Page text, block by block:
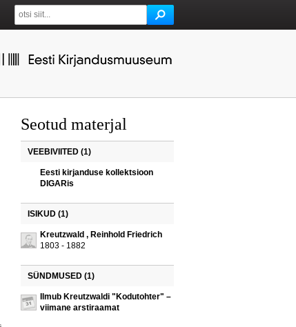
Seotud materjal
VEEBIVIITED (1)
Eesti kirjanduse kollektsioon
DIGARis
ISIKUD (1)
Kreutzwald , Reinhold Friedrich
1803 - 1882
SÜNDMUSED (1)
Ilmub Kreutzwaldi "Kodutohter" –
viimane arstiraamat